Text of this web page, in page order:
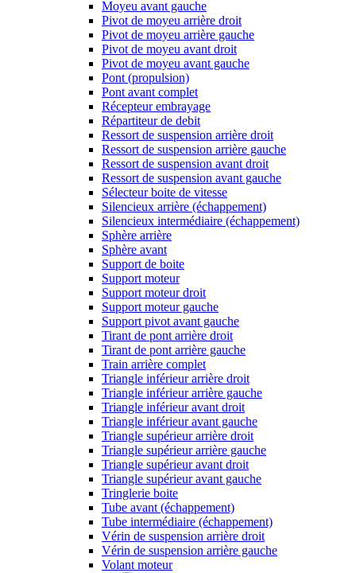
Moyeu avant gauche
Pivot de moyeu arrière droit
Pivot de moyeu arrière gauche
Pivot de moyeu avant droit
Pivot de moyeu avant gauche
Pont (propulsion)
Pont avant complet
Récepteur embrayage
Répartiteur de debit
Ressort de suspension arrière droit
Ressort de suspension arrière gauche
Ressort de suspension avant droit
Ressort de suspension avant gauche
Sélecteur boite de vitesse
Silencieux arrière (échappement)
Silencieux intermédiaire (échappement)
Sphère arrière
Sphère avant
Support de boite
Support moteur
Support moteur droit
Support moteur gauche
Support pivot avant gauche
Tirant de pont arrière droit
Tirant de pont arrière gauche
Train arrière complet
Triangle inférieur arrière droit
Triangle inférieur arrière gauche
Triangle inférieur avant droit
Triangle inférieur avant gauche
Triangle supérieur arrière droit
Triangle supérieur arrière gauche
Triangle supérieur avant droit
Triangle supérieur avant gauche
Tringlerie boite
Tube avant (échappement)
Tube intermédiaire (échappement)
Vérin de suspension arrière droit
Vérin de suspension arrière gauche
Volant moteur